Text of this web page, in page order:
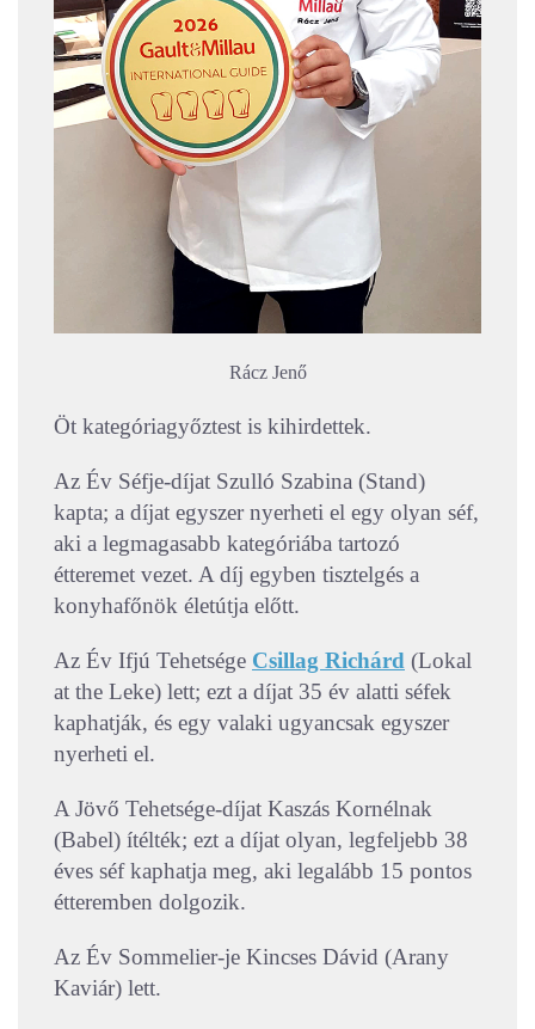
Rácz Jenő
Öt kategóriagyőztest is kihirdettek.
Az Év Séfje-díjat Szulló Szabina (Stand)
kapta; a díjat egyszer nyerheti el egy olyan séf,
aki a legmagasabb kategóriába tartozó
étteremet vezet. A díj egyben tisztelgés a
konyhafőnök életútja előtt.
Az Év Ifjú Tehetsége Csillag Richárd (Lokal
at the Leke) lett; ezt a díjat 35 év alatti séfek
kaphatják, és egy valaki ugyancsak egyszer
nyerheti el.
A Jövő Tehetsége-díjat Kaszás Kornélnak
(Babel) ítélték; ezt a díjat olyan, legfeljebb 38
éves séf kaphatja meg, aki legalább 15 pontos
étteremben dolgozik.
Az Év Sommelier-je Kincses Dávid (Arany
Kaviár) lett.